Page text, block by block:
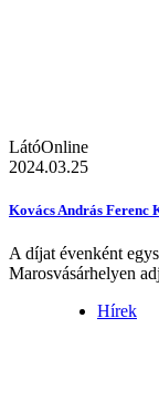
LátóOnline
2024.03.25
Kovács András Ferenc
A díjat évenként
Marosvásárhelyen
Hírek